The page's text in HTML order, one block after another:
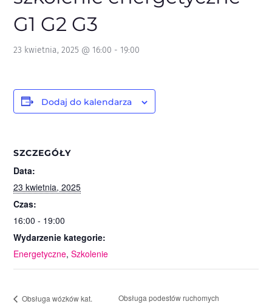
G1 G2 G3
23 kwietnia, 2025 @ 16:00 - 19:00
Dodaj do kalendarza
SZCZEGÓŁY
Data:
23 kwietnia, 2025
Czas:
16:00 - 19:00
Wydarzenie kategorie:
Energetyczne,Szkolenie
Obsługa wózków kat.
Obsługa podestów ruchomych